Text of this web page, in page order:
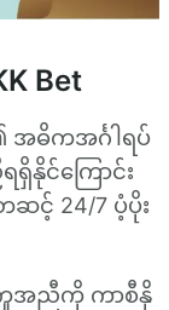
Bet
အဓိကအင်္ဂါရပ်
နိုင်ကြောင်း
ဆင့် 24/7 ပံ့ပိုး
ကူအညီကို ကာစီနို